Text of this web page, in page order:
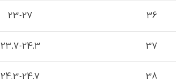
36
23-27
37
23.7-24.3
38
24.3-24.7